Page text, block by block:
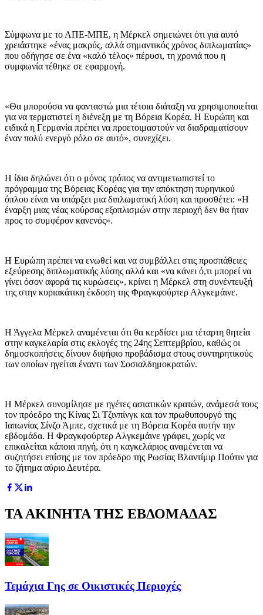
Σύμφωνα με το ΑΠΕ-ΜΠΕ, η Μέρκελ σημειώνει ότι για αυτό
χρειάστηκε «ένας μακρύς, αλλά σημαντικός χρόνος διπλωματίας»
που οδήγησε σε ένα «καλό τέλος» πέρυσι, τη χρονιά που η
συμφωνία τέθηκε σε εφαρμογή.
«Θα μπορούσα να φανταστώ μια τέτοια διάταξη να χρησιμοποιείται
για να τερματιστεί η διένεξη με τη Βόρεια Κορέα. Η Ευρώπη και
ειδικά η Γερμανία πρέπει να προετοιμαστούν να διαδραματίσουν
έναν πολύ ενεργό ρόλο σε αυτό», συνεχίζει.
Η ίδια δηλώνει ότι ο μόνος τρόπος να αντιμετωπιστεί το
πρόγραμμα της Βόρειας Κορέας για την απόκτηση πυρηνικού
όπλου είναι να υπάρξει μια διπλωματική λύση και προσθέτει: «Η
έναρξη μιας νέας κούρσας εξοπλισμών στην περιοχή δεν θα ήταν
προς το συμφέρον κανενός».
Η Ευρώπη πρέπει να ενωθεί και να συμβάλλει στις προσπάθειες
εξεύρεσης διπλωματικής λύσης αλλά και «να κάνει ό,τι μπορεί να
γίνει όσον αφορά τις κυρώσεις», κρίνει η Μέρκελ στη συνέντευξή
της στην κυριακάτικη έκδοση της Φραγκφούρτερ Αλγκεμάινε.
Η Άγγελα Μέρκελ αναμένεται ότι θα κερδίσει μια τέταρτη θητεία
στην καγκελαρία στις εκλογές της 24ης Σεπτεμβρίου, καθώς οι
δημοσκοπήσεις δίνουν διψήφιο προβάδισμα στους συντηρητικούς
των οποίων ηγείται έναντι των Σοσιαλδημοκρατών.
Η Μέρκελ συνομίλησε με ηγέτες ασιατικών κρατών, ανάμεσά τους
τον πρόεδρο της Κίνας Σι Τζινπίνγκ και τον πρωθυπουργό της
Ιαπωνίας Σίνζο Άμπε, σχετικά με τη Βόρεια Κορέα αυτήν την
εβδομάδα. Η Φραγκφούρτερ Αλγκεμάινε γράφει, χωρίς να
επικαλείται κάποια πηγή, ότι η καγκελάριος αναμένεται να
συζητήσει επίσης με τον πρόεδρο της Ρωσίας Βλαντίμιρ Πούτιν για
το ζήτημα αύριο Δευτέρα.
ΤΑ ΑΚΙΝΗΤΑ ΤΗΣ ΕΒΔΟΜΑΔΑΣ
Τεμάχια Γης σε Οικιστικές Περιοχές